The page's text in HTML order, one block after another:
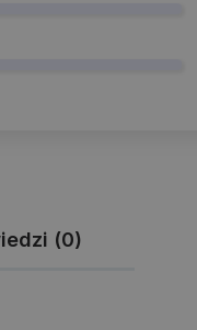
(0)